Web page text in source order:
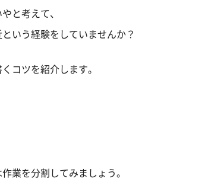
と考えて、
いう経験をしていませんか？
コツを紹介します。
業を分割してみましょう。